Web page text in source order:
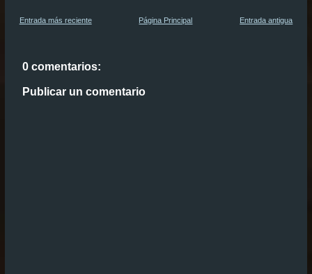
Entrada más reciente Entrada antigua
Página Principal
0 comentarios:
Publicar un comentario